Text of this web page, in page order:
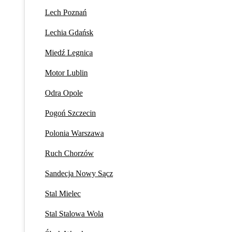
Lech Poznań
Lechia Gdańsk
Miedź Legnica
Motor Lublin
Odra Opole
Pogoń Szczecin
Polonia Warszawa
Ruch Chorzów
Sandecja Nowy Sącz
Stal Mielec
Stal Stalowa Wola